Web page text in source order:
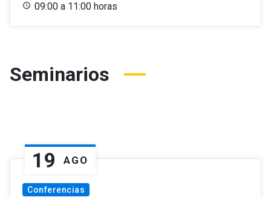
09:00 a 11:00 horas
Seminarios
19 AGO
Conferencias